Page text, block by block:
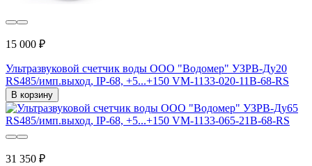
15 000 ₽
Ультразвуковой счетчик воды ООО "Водомер" УЗРВ-Ду20
RS485/имп.выход, IP-68, +5...+150 VM-1133-020-11B-68-RS
В корзину
31 350 ₽